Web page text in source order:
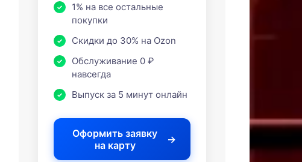
1% на все остальные
покупки
Скидки до 30% на Ozon
Обслуживание 0 ₽
навсегда
Выпуск за 5 минут онлайн
Оформить заявку
на карту